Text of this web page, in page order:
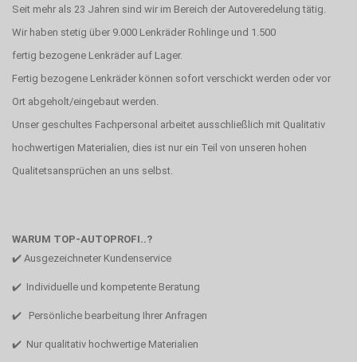
Seit mehr als 23 Jahren sind wir im Bereich der Autoveredelung tätig.
Wir haben stetig über 9.000 Lenkräder Rohlinge und 1.500
fertig bezogene Lenkräder auf Lager.
Fertig bezogene Lenkräder können sofort verschickt werden oder vor
Ort abgeholt/eingebaut werden.
Unser geschultes Fachpersonal arbeitet ausschließlich mit Qualitativ
hochwertigen Materialien, dies ist nur ein Teil von unseren hohen
Qualitetsansprüchen an uns selbst.
WARUM TOP-AUTOPROFI..?
✔️ Ausgezeichneter Kundenservice
✔️ Individuelle und kompetente Beratung
✔️ Persönliche bearbeitung Ihrer Anfragen
✔️ Nur qualitativ hochwertige Materialien